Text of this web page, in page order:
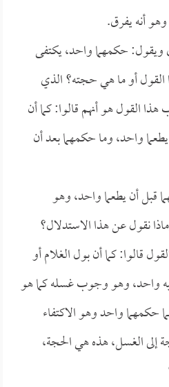
أنه يفرق.
ويقول: حكمهما واحد، يكتفى
القول أو ما هي حجته؟ الذي
القول هو أنهم قالوا: كما أن
واحد، وما حكمهما بعد أن
قبل أن يطعما واحد، وهو
نقول عن هذا الاستدلال؟
قالوا: كما أن بول الغلام أو
واحد، وهو وجوب غسله كما هو
واحد وهو الاكتفاء
إلى الغسل، هذه هي الحجة،